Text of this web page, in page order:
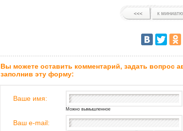
к
Вы можете оставить комментарий, задать вопрос
заполнив эту форму:
Ваше имя:
Можно вымышленное
Ваш e-mail: